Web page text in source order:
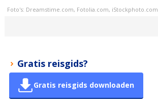
Foto's: Dreamstime.com, Fotolia.com, iStockphoto.com
Gratis reisgids?
Gratis reisgids downloaden